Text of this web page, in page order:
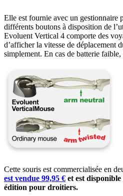
Elle est fournie avec un gestionnaire
différents boutons à disposition de
Evoluent Vertical 4 comporte des
d’afficher la vitesse de déplacement
simplement. En cas de batterie
Cette souris est commercialisée en
est vendue 99,95 € et est
édition pour droitiers.